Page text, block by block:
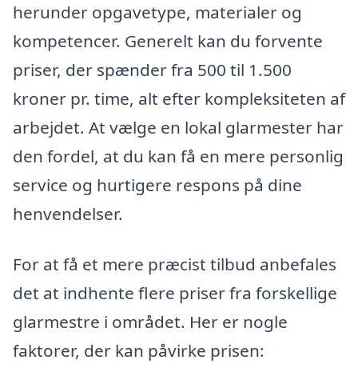
herunder opgavetype, materialer og
kompetencer. Generelt kan du forvente
priser, der spænder fra 500 til 1.500
kroner pr. time, alt efter kompleksiteten af
arbejdet. At vælge en lokal glarmester har
den fordel, at du kan få en mere personlig
service og hurtigere respons på dine
henvendelser.
For at få et mere præcist tilbud anbefales
det at indhente flere priser fra forskellige
glarmestre i området. Her er nogle
faktorer, der kan påvirke prisen: